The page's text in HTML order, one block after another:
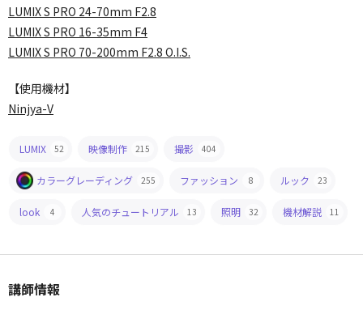
LUMIX S PRO 24-70mm F2.8
LUMIX S PRO 16-35mm F4
LUMIX S PRO 70-200mm F2.8 O.I.S.
【使用機材】
Ninjya-V
LUMIX 52 映像制作 215 撮影 404
カラーグレーディング 255 ファッション 8 ルック 23
look 4 人気のチュートリアル 13 照明 32 機材解説 11
講師情報